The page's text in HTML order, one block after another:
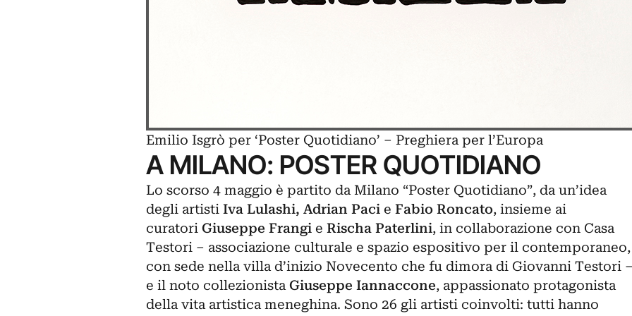
Emilio Isgrò per ‘Poster Quotidiano’ – Preghiera per l’Europa
A MILANO: POSTER QUOTIDIANO
Lo scorso 4 maggio è partito da Milano “Poster Quotidiano”, da un’idea
degli artisti Iva Lulashi, Adrian Pacie Fabio Roncato, insieme ai
curatori Giuseppe Frangie Rischa Paterlini, in collaborazione con Casa
Testori– associazione culturale e spazio espositivo per il contemporaneo,
con sede nella villa d’inizio Novecento che fu dimora di Giovanni Testori
e il noto collezionistaGiuseppe Iannaccone, appassionato protagonista
della vita artistica meneghina. Sono 26 gli artisti coinvolti: tutti hanno